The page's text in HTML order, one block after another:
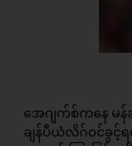
အေဂျက်စ်ကနေ မ
ချန်ပီယံလိဂ်ဝင်ခွင့်